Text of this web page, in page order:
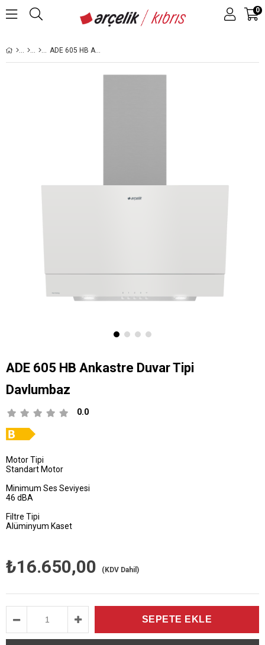
0
ADE 605 HB ANKASTRE DUVAR TIPI DAVLUMBAZ
ADE 605 HB Ankastre Duvar Tipi
Davlumbaz
0.0
Motor Tipi
Standart Motor
Minimum Ses Seviyesi
46 dBA
Filtre Tipi
Alüminyum Kaset
₺16.650,00 (KDV Dahil)